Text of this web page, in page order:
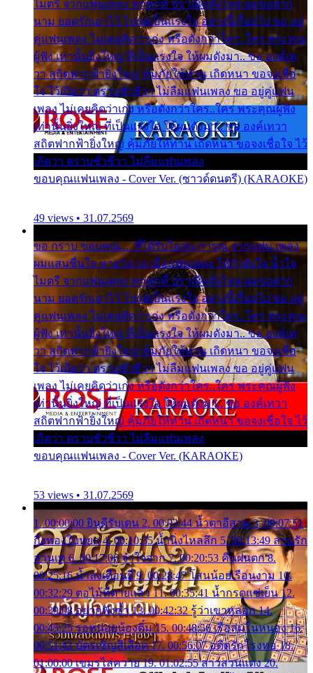
ไมตรี จากแฟนเพลง ทุกทุกที่ ปราณีหลั่งไหล ผมขอฝาก
นาม ยอดรักเอาไว้ โปรดเป็นแรงใจ อย่างนี้เรื่อยไป ขอ อยู่
คู่แฟนเพลง ไม่เคยคิดว่าเก่ง หรือดังกว่าใคร..ใคร พระคุณ
ผู้ฟัง เท่านั้นยิ่งใหญ่ ที่เป็นแรงใจ ให้ผมดังมา.. ขอ องค์เท
วา สถิตฟากฟ้ายิ่งใหญ่ คุ้มภัยให้ท่าน เถิดหนา ขอจงเชื่อ
ใจ ไว้เถิดว่า ตราบชั่วชีวา ไม่ลืมแฟนเพลง ขอ อยู่คู่แฟน
เพลง ไม่เคยคิดว่าเก่ง หรือดังกว่าใคร..ใคร พระคุณผู้ฟัง
เท่านั้นยิ่งใหญ่ ที่เป็นแรงใจ ให้ผมดังมา.. ขอ องค์เทวา
สถิตฟากฟ้ายิ่งใหญ่ คุ้มภัยให้ท่าน เถิดหนา ขอจงเชื่อใจ ไว้
เถิดว่า ตราบชั่วชีวา ไม่ลืมแฟนเพลง
ขอบคุณแฟนเพลง - Cover Ver. (ซาวด์ดนตรี) (KARAOKE)
49 views • 31.07.2569
ขอ กราบ ขอบคุณ.... ที่ได้รับไออุ่น การุณ จากแฟน เพลง
ผมแสนชื่นใจ หายวังเวง เมื่อแฟนเพลง ให้กำลังใจ น้ำใจ
ไมตรี จากแฟนเพลง ทุกทุกที่ ปราณีหลั่งไหล ผมขอฝาก
นาม ยอดรักเอาไว้ โปรดเป็นแรงใจ อย่างนี้เรื่อยไป ขอ อยู่
คู่แฟนเพลง ไม่เคยคิดว่าเก่ง หรือดังกว่าใคร..ใคร พระคุณ
ผู้ฟัง เท่านั้นยิ่งใหญ่ ที่เป็นแรงใจ ให้ผมดังมา.. ขอ องค์เท
วา สถิตฟากฟ้ายิ่งใหญ่ คุ้มภัยให้ท่าน เถิดหนา ขอจงเชื่อ
ใจ ไว้เถิดว่า ตราบชั่วชีวา ไม่ลืมแฟนเพลง ขอ อยู่คู่แฟน
เพลง ไม่เคยคิดว่าเก่ง หรือดังกว่าใคร..ใคร พระคุณผู้ฟัง
เท่านั้นยิ่งใหญ่ ที่เป็นแรงใจ ให้ผมดังมา.. ขอ องค์เทวา
สถิตฟากฟ้ายิ่งใหญ่ คุ้มภัยให้ท่าน เถิดหนา ขอจงเชื่อใจ ไว้
เถิดว่า ตราบชั่วชีวา ไม่ลืมแฟนเพลง
ขอบคุณแฟนเพลง - Cover Ver. (KARAOKE)
53 views • 31.07.2569
1. 00:00:00 ยินดีรับเดน 2. 00:03:44 น้ำตาอีสาน 3. 00:07:51
กิ่งทองใบหยก 4. 00:10:35 น้ำนิ่งไหลลึก 5. 00:13:49 ลานรัก
ลานเท 6. 00:17:06 จำใจจาก 7. 00:20:53 คืนฝนตก 8.
00:25:16 น้ำลงเดือนยี่ 9. 00:28:47 โสนน้อยเรือนงาม 10.
00:32:29 ตอไม้ที่ตายแล้ว 11. 00:35:41 น้ำกรดแช่เย็น 12.
00:39:08 อยากฟังซ้ำ 13. 00:42:32 รู้ว่าเขาหลอก 14.
00:45:25 รอหน่อยน้องติ๋ม 15. 00:48:56 เรือล่มในหนอง 16.
00:51:43 บัตรเชิญสีเลือด 17. 00:56:07 อดีตรักโรงทอ 18.
01:00:00 เขมรไล่ควาย 19. 01:02:55 สาวสวนแตง 20.